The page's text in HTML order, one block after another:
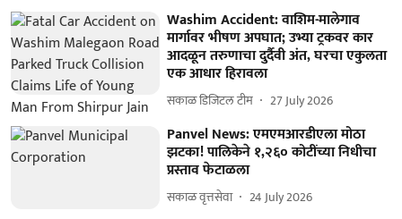
Washim Accident: वाशिम-मालेगाव
मार्गावर भीषण अपघात; उभ्या ट्रकवर कार
आदळून तरुणाचा दुर्दैवी अंत, घरचा एकुलता
एक आधार हिरावला
सकाळ डिजिटल टीम 27 July 2026
Panvel News: एमएमआरडीएला मोठा
झटका! पालिकेने १,२६० कोटींच्या निधीचा
प्रस्ताव फेटाळला
सकाळ वृत्तसेवा 24 July 2026